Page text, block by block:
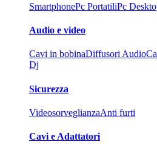
SmartphonePc PortatiliPc
Audio e video
Cavi in bobinaDiffusori Audio
Dj
Sicurezza
VideosorveglianzaAnti furti
Cavi e Adattatori